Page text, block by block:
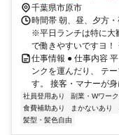
千葉県市原市
時間帯 朝、昼、夕方
※平日ランチは特に大
で働きやすいですヨ！
仕事情報 ● 仕事内容
ンクを運んだり、 テ
す。 接客・マナーが
社員登用あり 副業・Wワー
食費補助あり
まかないあり
髪型・髪色自由